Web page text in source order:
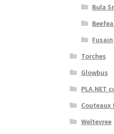
Bula
Fusain
Torches
Glowbus
PLA.NET
Couteaux
Weltevree